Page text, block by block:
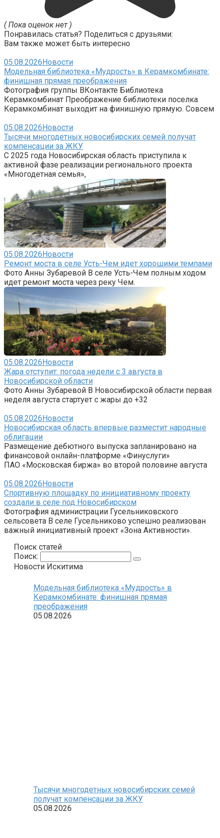
( Пока оценок нет )
Понравилась статья? Поделиться с друзьями:
Вам также может быть интересно
05.08.2026Новости
Модельная библиотека «Мудрость» в Керамкомбинате:
финишная прямая преображения
Фотография группы ВКонтакте Библиотека
Керамкомбинат Преображение библиотеки поселка
Керамкомбинат выходит на финишную прямую. Совсем
05.08.2026Новости
Тысячи многодетных новосибирских семей получат
компенсации за ЖКУ
С 2025 года Новосибирская область приступила к
активной фазе реализации регионального проекта
«Многодетная семья»,
05.08.2026Новости
Ремонт моста в селе Усть-Чем идет хорошими темпами
Фото Анны Зубаревой В селе Усть-Чем полным ходом
идет ремонт моста через реку Чем.
05.08.2026Новости
Жара отступит: погода недели с 3 августа в
Новосибирской области
Фото Анны Зубаревой В Новосибирской области первая
неделя августа стартует с жары до +32
05.08.2026Новости
Новосибирская область впервые разместит народные
облигации
Размещение дебютного выпуска запланировано на
финансовой онлайн-платформе «Финуслуги»
ПАО «Московская биржа» во второй половине августа
05.08.2026Новости
Спортивную площадку по инициативному проекту
создали в селе под Новосибирском
Фотография администрации Гусельниковского
сельсовета В селе Гусельниково успешно реализован
важный инициативный проект «Зона Активности».
Поиск статей
Поиск:
Новости Искитима
Модельная библиотека «Мудрость» в
Керамкомбинате: финишная прямая
преображения
05.08.2026
Тысячи многодетных новосибирских семей
получат компенсации за ЖКУ
05.08.2026